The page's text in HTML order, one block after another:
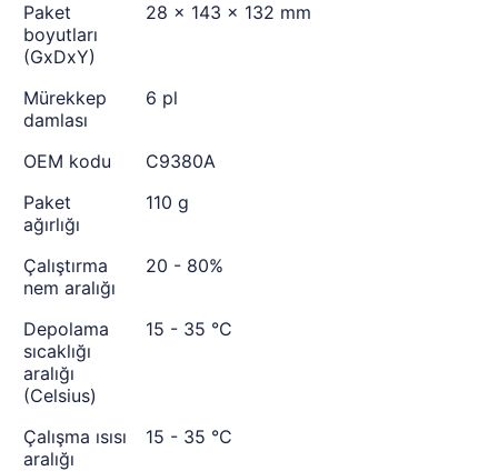
Paket
boyutları
(GxDxY)
28 x 143 x 132 mm
Mürekkep
damlası
6 pl
OEM kodu
C9380A
Paket
ağırlığı
110 g
Çalıştırma
nem aralığı
20 - 80%
Depolama
sıcaklığı
aralığı
(Celsius)
15 - 35 °C
Çalışma ısısı
aralığı
15 - 35 °C